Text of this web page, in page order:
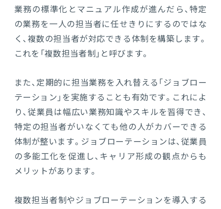
業務の標準化とマニュアル作成が進んだら、特定
の業務を一人の担当者に任せきりにするのではな
く、複数の担当者が対応できる体制を構築します。
これを「複数担当者制」と呼びます。
また、定期的に担当業務を入れ替える「ジョブロー
テーション」を実施することも有効です。これによ
り、従業員は幅広い業務知識やスキルを習得でき、
特定の担当者がいなくても他の人がカバーできる
体制が整います。ジョブローテーションは、従業員
の多能工化を促進し、キャリア形成の観点からも
メリットがあります。
複数担当者制やジョブローテーションを導入する